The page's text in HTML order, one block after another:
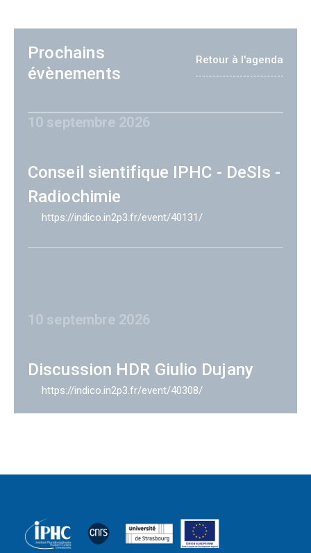
Prochains
évènements
Retour à l'agenda
10 septembre 2026
Conseil sientifique IPHC - DeSIs -
Radiochimie
https://indico.in2p3.fr/event/40131/
10 septembre 2026
Discussion HDR Giulio Dujany
https://indico.in2p3.fr/event/40308/